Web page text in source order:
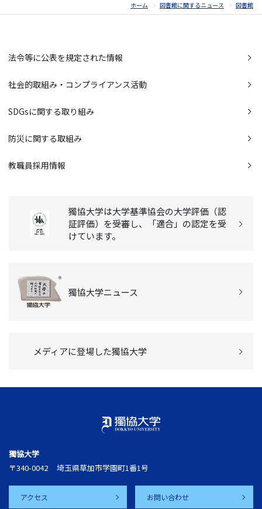
ホーム 図書館に関するニュース 図書館
法令等に公表を規定された情報
社会的取組み・コンプライアンス活動
SDGsに関する取り組み
防災に関する取組み
教職員採用情報
獨協大学は大学基準協会の大学評価（認
証評価）を受審し、「適合」の認定を受
けています。
獨協大学ニュース
メディアに登場した獨協大学
獨協大学
〒340-0042
埼玉県草加市学園町1番1号
アクセス お問い合わせ